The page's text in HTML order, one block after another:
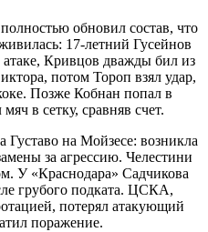
обновил состав, что
17-летний Гусейнов
Кривцов дважды бил из
потом Тороп взял удар,
Позже Кобнан попал в
в сетку, сравняв счет.
на Мойзесе: возникла
за агрессию. Челестини
У «Краснодара» Садчикова
грубого подката. ЦСКА,
потерял атакующий
поражение.